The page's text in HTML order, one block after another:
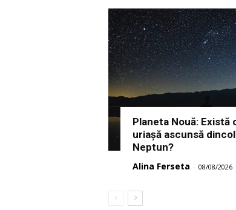
Planeta Nouă: Există
uriașă ascunsă
Neptun?
Alina Ferseta - 08/08/2026